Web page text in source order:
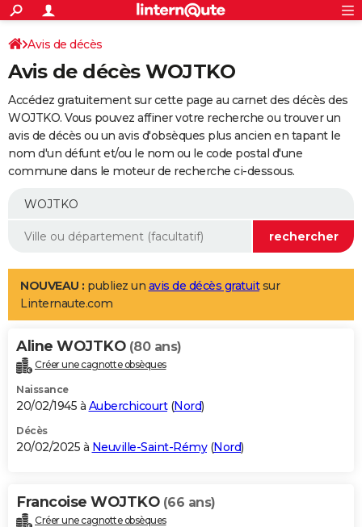
ACTUALITÉS
Politique
Société
Faits Divers
Education
Monde
Villes
+
SPORT
Coupe du monde 2026
Football
Tennis
Cyclisme
Rugby
Forum
Programme TV
TNT
Streaming
Cinéma
Sorties cinéma
Musique
+
FINANCE
Retraite
Epargne
Immobilier
Risques naturels par ville
Banque
Assurance
AUTO
Essais
Réserver un essai
Citadines
Berlines
SUV
Forum auto
+
Mobiles
Meilleur smartphone
Internet
Ordinateurs
Jeux vidéo
Guide high-tech
Aménagement intérieur
LIFESTYLE
Art de vivre
Bien-être
Loisirs
Mode
Modes de vie
Alimentation
Guide de la santé
Maladies
Médicaments
Sommeil
VOYAGE
Destinations
City break
Voyage nature
Voyage de noces
Forum
Climat
+PHOTO
GUIDES D'ACHAT
BONS PLANS
Carte de Noël
Carte Bonne année
Carte Saint-Valentin
Carte Pâques
Carte d'anniversaire
DICTIONNAIRE
Avis de décès
Avis de décès WOJTKO
Accédez gratuitement sur cette page au carnet des décès des
WOJTKO. Vous pouvez affiner votre recherche ou trouver un
avis de décès ou un avis d'obsèques plus ancien en tapant le
nom d'un défunt et/ou le nom ou le code postal d'une
commune dans le moteur de recherche ci-dessous.
NOUVEAU : publiez un avis de décès gratuitsur
Linternaute.com
Aline WOJTKO (80 ans)
Créer une cagnotte obsèques
Naissance
20/02/1945 à Auberchicourt(Nord)
Décès
20/02/2025 à Neuville-Saint-Rémy(Nord)
Francoise WOJTKO (66 ans)
Créer une cagnotte obsèques